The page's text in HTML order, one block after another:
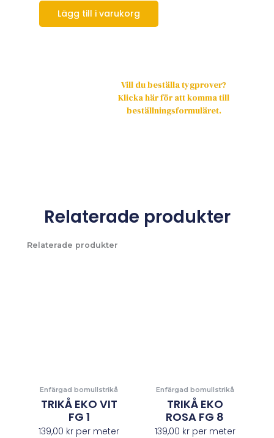
Lägg till i varukorg
Vill du beställa tygprover?
Klicka här för att komma till
beställningsformuläret.
Relaterade produkter
Relaterade produkter
Enfärgad bomullstrikå
TRIKÅ EKO VIT
FG 1
139,00 kr per meter
Enfärgad bomullstrikå
TRIKÅ EKO
ROSA FG 8
139,00 krper meter